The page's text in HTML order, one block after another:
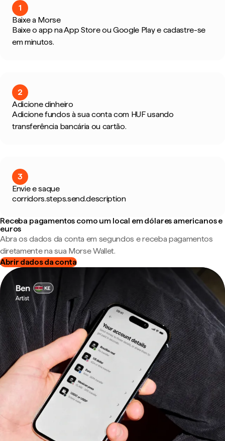
1
Baixe a Morse
Baixe o app na App Store ou Google Play e cadastre-se
em minutos.
2
Adicione dinheiro
Adicione fundos à sua conta com HUF usando
transferência bancária ou cartão.
3
Envie e saque
corridors.steps.send.description
Receba pagamentos como um local em dólares americanos e
euros
Abra os dados da conta em segundos e receba pagamentos
diretamente na sua Morse Wallet.
Abrir dados da conta